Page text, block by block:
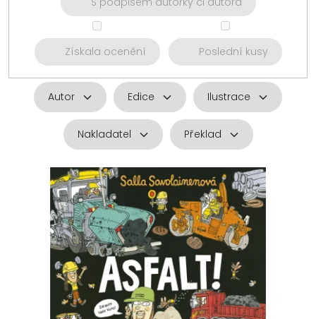
Získala ocenění Poslední kusy
Autor Edice Ilustrace
Nakladatel Překlad